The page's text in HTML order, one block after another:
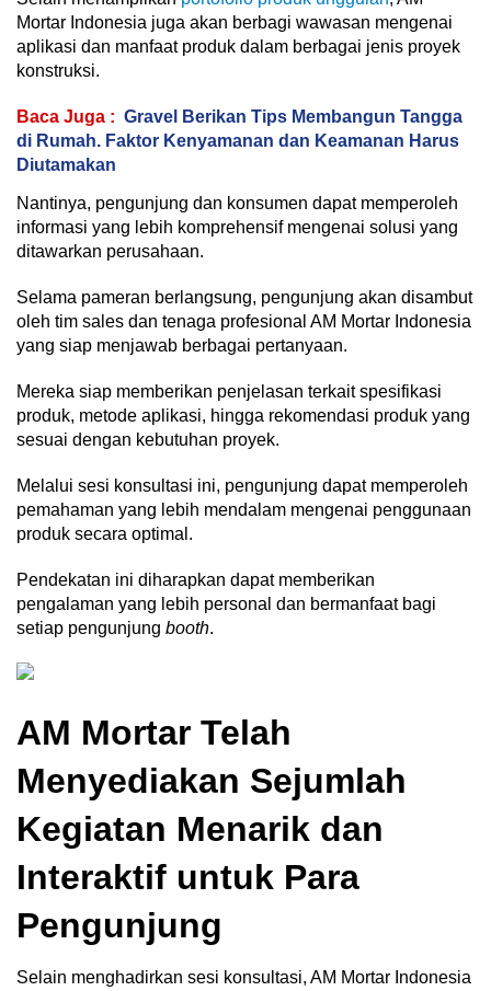
Mortar Indonesia juga akan berbagi wawasan mengenai
aplikasi dan manfaat produk dalam berbagai jenis proyek
konstruksi.
Baca Juga : Gravel Berikan Tips Membangun Tangga
di Rumah. Faktor Kenyamanan dan Keamanan Harus
Diutamakan
Nantinya, pengunjung dan konsumen dapat memperoleh
informasi yang lebih komprehensif mengenai solusi yang
ditawarkan perusahaan.
Selama pameran berlangsung, pengunjung akan disambut
oleh tim sales dan tenaga profesional AM Mortar Indonesia
yang siap menjawab berbagai pertanyaan.
Mereka siap memberikan penjelasan terkait spesifikasi
produk, metode aplikasi, hingga rekomendasi produk yang
sesuai dengan kebutuhan proyek.
Melalui sesi konsultasi ini, pengunjung dapat memperoleh
pemahaman yang lebih mendalam mengenai penggunaan
produk secara optimal.
Pendekatan ini diharapkan dapat memberikan
pengalaman yang lebih personal dan bermanfaat bagi
setiap pengunjung booth.
AM Mortar Telah
Menyediakan Sejumlah
Kegiatan Menarik dan
Interaktif untuk Para
Pengunjung
Selain menghadirkan sesi konsultasi, AM Mortar Indonesia